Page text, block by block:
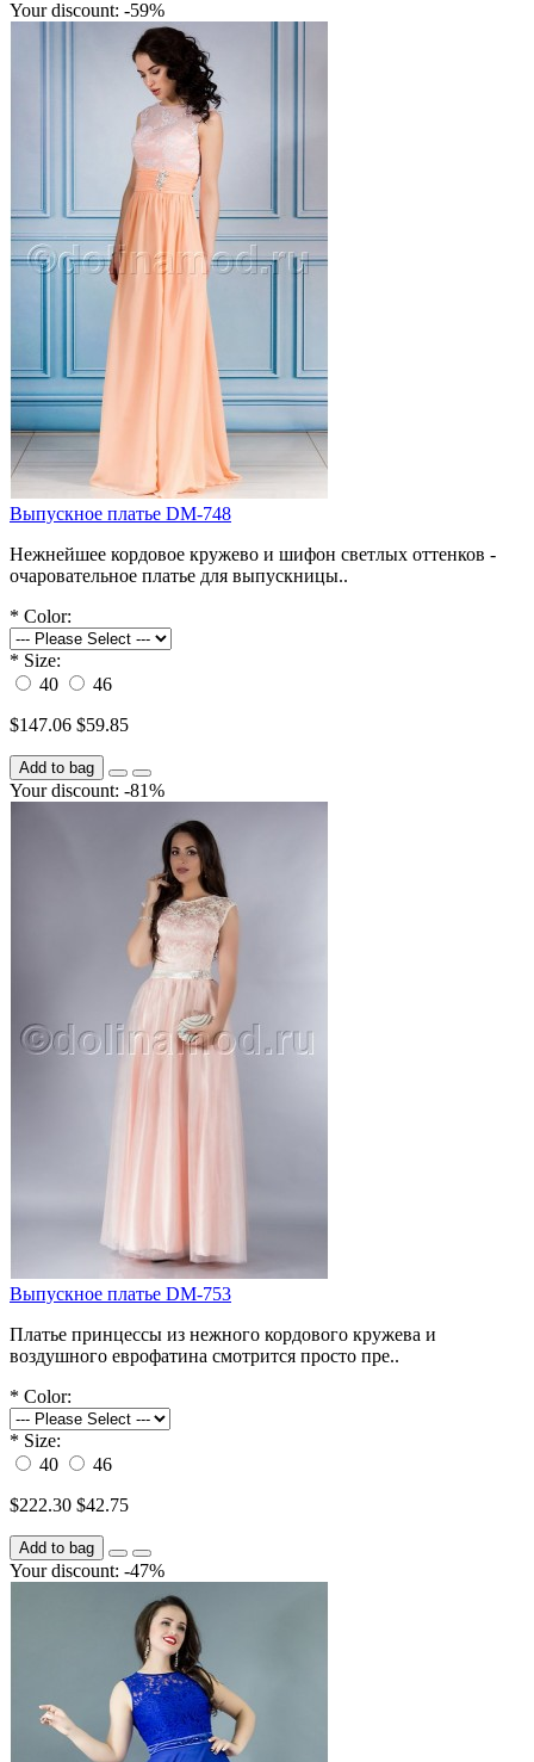
Your discount: -59%
Выпускное платье DM-748
Нежнейшее кордовое кружево и шифон светлых оттенков -
очаровательное платье для выпускницы..
* Color:
* Size:
40
46
$147.06 $59.85
Add to bag
Your discount: -81%
Выпускное платье DM-753
Платье принцессы из нежного кордового кружева и
воздушного еврофатина смотрится просто пре..
* Color:
* Size:
40
46
$222.30 $42.75
Add to bag
Your discount: -47%